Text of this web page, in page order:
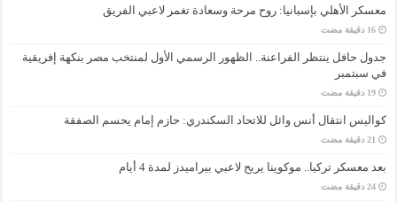
معسكر الأهلي بإسبانيا: روح مرحة وسعادة تغمر لاعبي الفريق
‏16 دقيقة مضت
جدول حافل ينتظر الفراعنة.. الظهور الرسمي الأول لمنتخب مصر بنكهة إفريقية
في سبتمبر
‏19 دقيقة مضت
كواليس انتقال أنس وائل للاتحاد السكندري: حازم إمام يحسم الصفقة
بعد معسكر تركيا.. موكوينا يريح لاعبي بيراميدز لمدة 4 أيام
‏24 دقيقة مضت